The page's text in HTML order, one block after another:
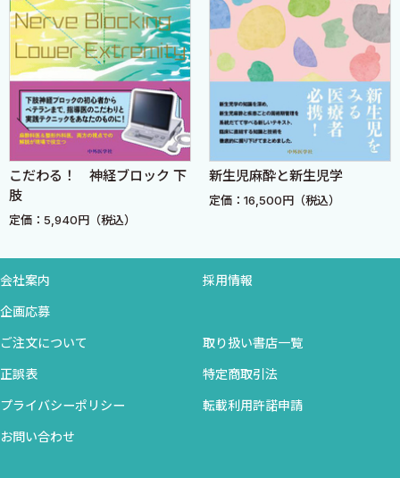
6．周術期の抗菌薬適正使用 ［菊池謙一郎］
第6章 術後管理と疼痛コントロール
1．術後診察と合併症の早期発見 ［澤田敦史］
2．急性疼痛管理 ［澤田敦史］
3．慢性術後痛の予防戦略 ［澤田敦史］
4．早期離床プログラムの導入 ［澤田敦史］
第7章 モニタリング
1．心電図 ［救仁郷達也］
3．肺動脈カテーテル ［佐藤優真］
6．カプノグラム ［小北篤史］
7．脳波モニタリング ［平畑知輝］
8．筋弛緩モニタリング ［杉山由紀］
10．体温モニタリング ［田中聡一］
こだわる！ 神経ブロック 下
肢
定価：5,940円（税込）
新生児麻酔と新生児学
定価：16,500円（税込）
会社案内 採用情報
企画応募
ご注文について 取り扱い書店一覧
正誤表 特定商取引法
プライバシーポリシー 転載利用許諾申請
お問い合わせ